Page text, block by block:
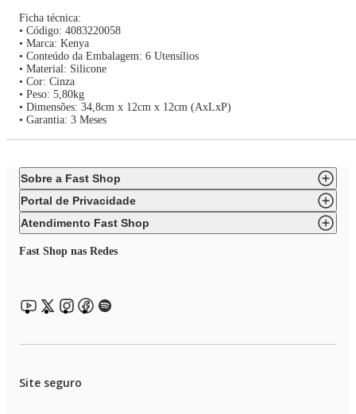
Ficha técnica:
• Código: 4083220058
• Marca: Kenya
• Conteúdo da Embalagem: 6 Utensílios
• Material: Silicone
• Cor: Cinza
• Peso: 5,80kg
• Dimensões: 34,8cm x 12cm x 12cm (AxLxP)
• Garantia: 3 Meses
Sobre a Fast Shop
Portal de Privacidade
Atendimento Fast Shop
Fast Shop nas Redes
Site seguro